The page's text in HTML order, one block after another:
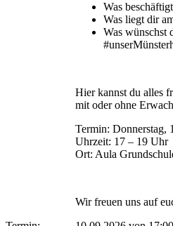
Was
Was liegt dir
Was wünschst
Hier kannst du alles
mit oder ohne
Termin: Donnerstag,
Uhrzeit: 17 – 19 Uhr
Ort: Aula
Wir freuen uns auf